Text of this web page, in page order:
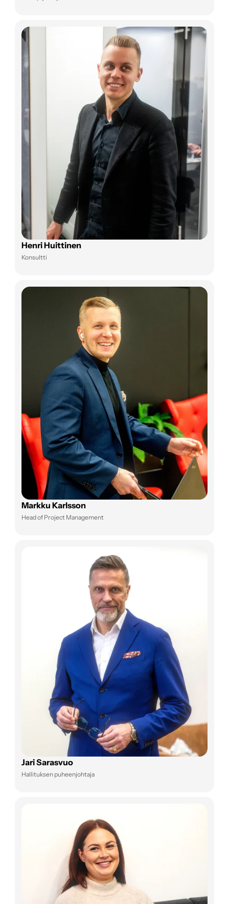
Henri Huittinen
Konsultti
Markku Karlsson
Head of Project Management
Jari Sarasvuo
Hallituksen puheenjohtaja